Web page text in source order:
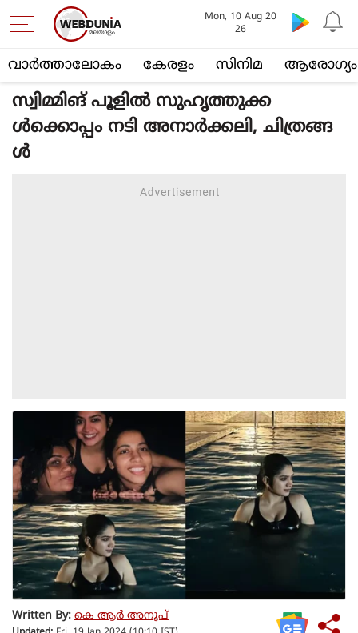
വാര്‍ത്താലോകം കേരളം സിനിമ ആരോഗ്യം
Mon, 10 Aug 20
26
സ്വിമ്മിങ് പൂളില്‍ സുഹൃത്തുക്ക
ള്‍ക്കൊപ്പം നടി അനാര്‍ക്കലി, ചിത്രങ്ങ
ള്‍
Written By: കെ ആര്‍ അനൂപ്